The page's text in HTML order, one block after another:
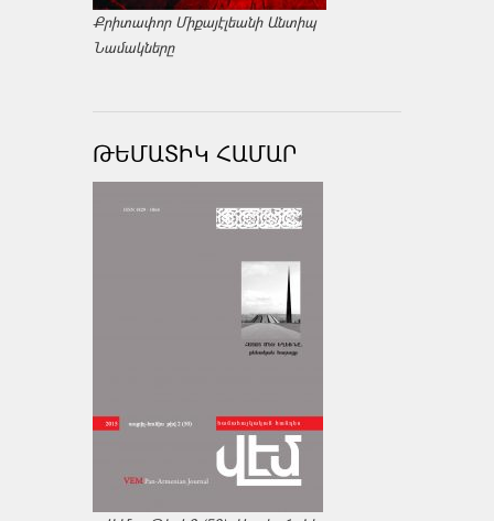
Քրիտափոր Միքայէլեանի Անտիպ
Նամակները
ԹԵՄԱՏԻԿ ՀԱՄԱՐ